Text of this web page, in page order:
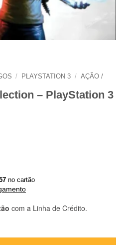
/ PLAYSTATION 3 / AÇÃO /
– PlayStation 3
no cartão
com a Linha de Crédito.